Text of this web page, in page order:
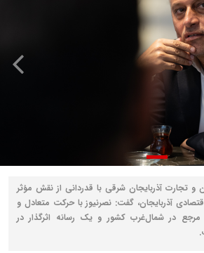
تجارت آذربایجان شرقی با قدردانی از نقش مؤثر
آذربایجان، گفت: نصرنیوز با حرکت متعادل و
در شمال‌غرب کشور و یک رسانه اثرگذار در